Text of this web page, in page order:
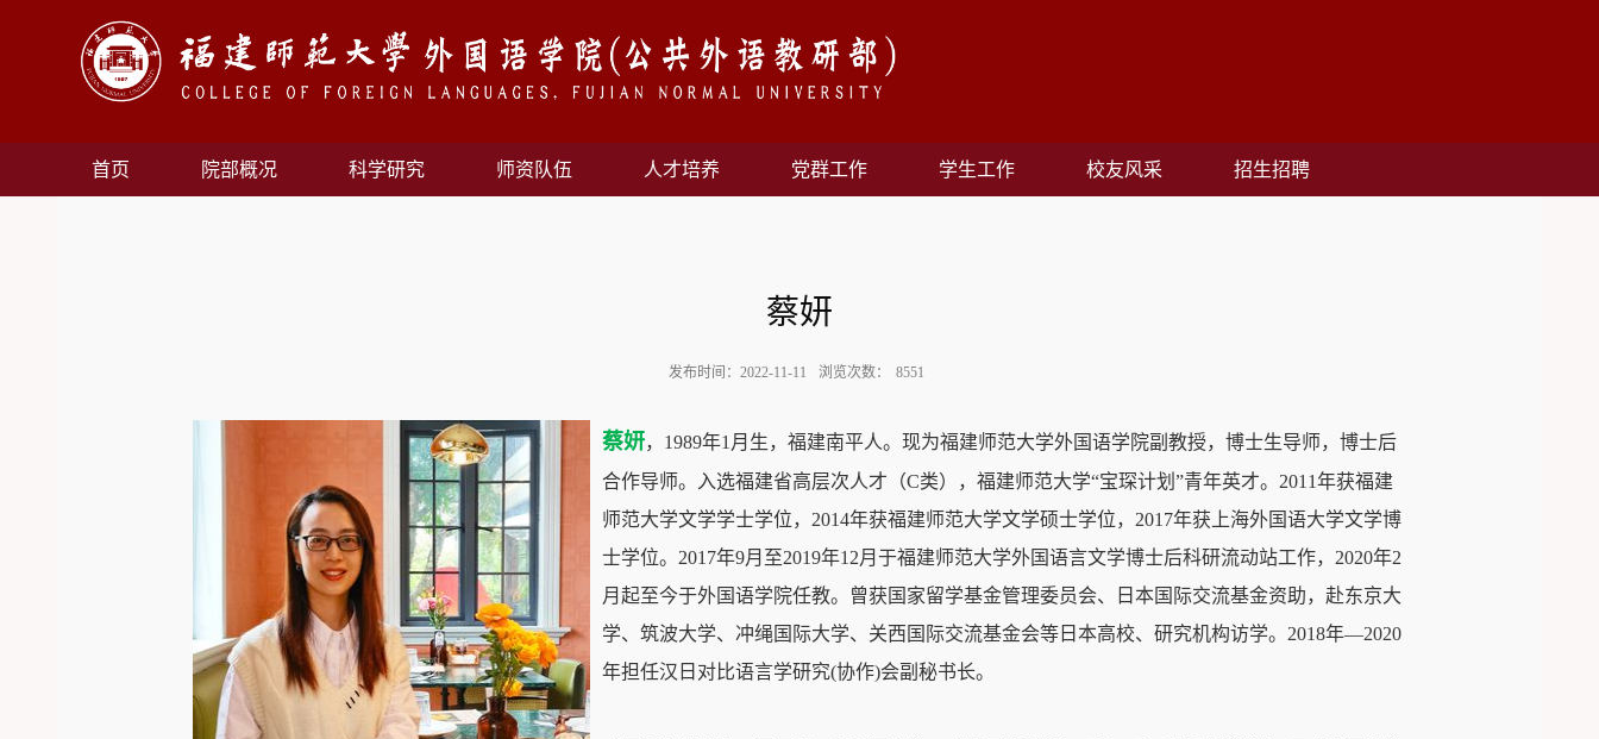
首页 院部概况 科学研究 师资队伍 人才培养 党群工作 学生工作 校友风采 招生招聘
蔡妍
发布时间：2022-11-11 浏览次数： 8551
蔡妍， 1989年1 月生，福建南平人。现为福建师范大学外国语学院副教授，博士生导师，博士后
合作导师。入选福建省高层次人才（C类），福建师范大学“宝琛计划”青年英才。 2011年获福建
师范大学文学学士学位， 2014年获福建师范大学文学硕士学位， 2017年获上海外国语大学文学博
士学位。 2017年9月至2019年12月于福建师范大学外国语言文学博士后科研流动站工作， 2020年2
月起至今于外国语学院任教。曾获国家留学基金管理委员会、日本国际交流基金资助，赴东京大
学、筑波大学、冲绳国际大学、关西国际交流基金会等日本高校、研究机构访学。 2018年—2020
年担任汉日对比语言学研究(协作)会副秘书长。